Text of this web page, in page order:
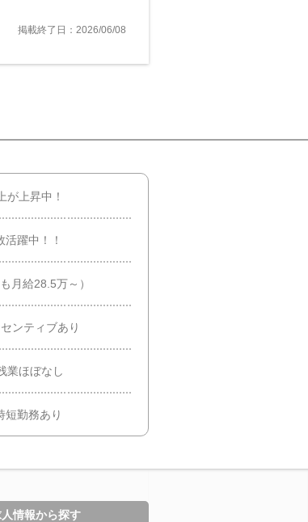
掲載終了日：2026/06/08
が上昇中！
躍中！！
月給28.5万～）
ンティブあり
業ほぼなし
勤務あり
情報から探す